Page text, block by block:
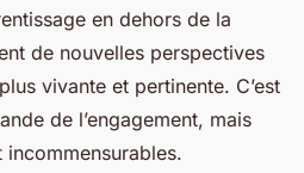
en dehors de la
de nouvelles perspectives
plus vivante et pertinente. C’est
de l’engagement, mais